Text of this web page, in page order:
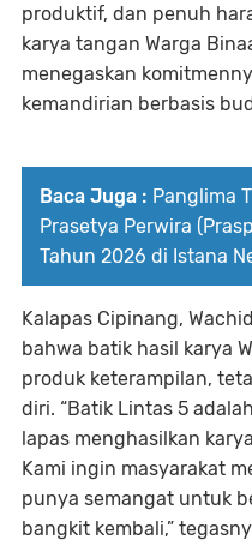
produktif, dan penuh
karya tangan Warga
menegaskan
kemandirian berbasis
Baca Juga : Panglima
Prasetya Perwira
Tahun 2026 di Istana
Kalapas Cipinang,
bahwa batik hasil karya
produk keterampilan,
diri. “Batik Lintas 5
lapas menghasilkan
Kami ingin masyarakat
punya semangat untuk
bangkit kembali,”